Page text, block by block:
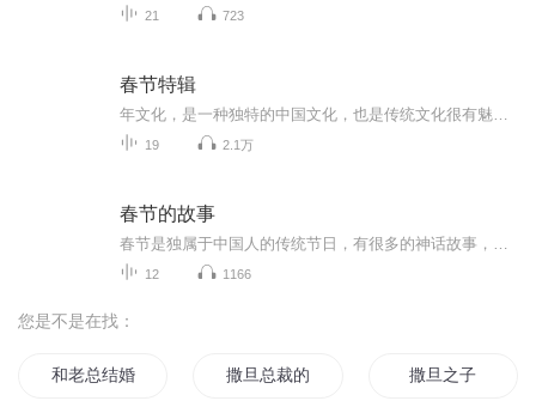
21 723
春节特辑
19 2.1万
春节的故事
12 1166
您是不是在找：
和老总结婚的日子 撒旦总裁的逃妻 撒旦之子